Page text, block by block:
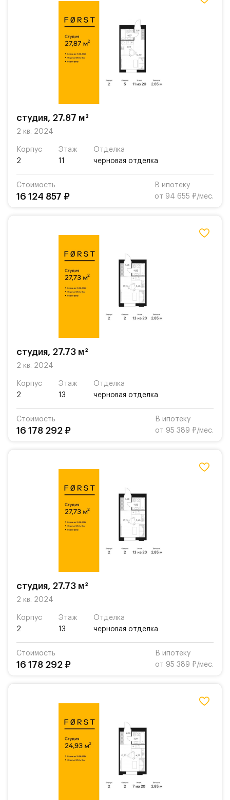
студия, 27.87 м²
2 кв. 2024
Корпус
2
Этаж
11
Отделка
черновая отделка
Стоимость
16 124 857 ₽
В ипотеку
от 94 655 ₽/мес.
студия, 27.73 м²
2 кв. 2024
Корпус
2
Этаж
13
Отделка
черновая отделка
Стоимость
16 178 292 ₽
В ипотеку
от 95 389 ₽/мес.
студия, 27.73 м²
2 кв. 2024
Корпус
2
Этаж
13
Отделка
черновая отделка
Стоимость
16 178 292 ₽
В ипотеку
от 95 389 ₽/мес.